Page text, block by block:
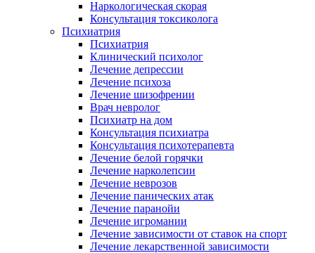
Наркологическая скорая
Консультация токсиколога
Психиатрия
Психиатрия
Клинический психолог
Лечение депрессии
Лечение психоза
Лечение шизофрении
Врач невролог
Психиатр на дом
Консультация психиатра
Консультация психотерапевта
Лечение белой горячки
Лечение нарколепсии
Лечение неврозов
Лечение панических атак
Лечение паранойи
Лечение игромании
Лечение зависимости от ставок на спорт
Лечение лекарственной зависимости